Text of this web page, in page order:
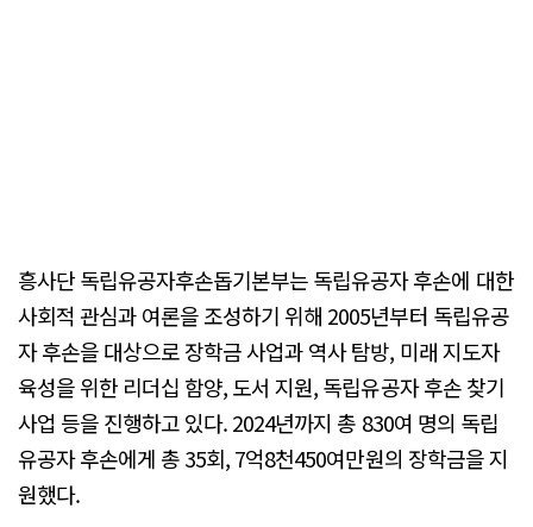
흥사단 독립유공자후손돕기본부는 독립유공자 후손에 대한
사회적 관심과 여론을 조성하기 위해 2005년부터 독립유공
자 후손을 대상으로 장학금 사업과 역사 탐방, 미래 지도자
육성을 위한 리더십 함양, 도서 지원, 독립유공자 후손 찾기
사업 등을 진행하고 있다. 2024년까지 총 830여 명의 독립
유공자 후손에게 총 35회, 7억8천450여만원의 장학금을 지
원했다.